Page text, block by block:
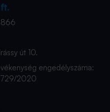
út 10.
engedélyszáma:
729/2020